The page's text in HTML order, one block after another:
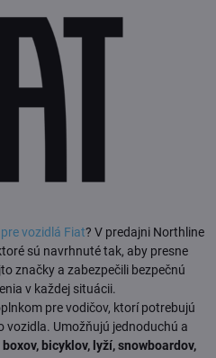
vozidlá Fiat? V predajni Northline
sú navrhnuté tak, aby presne
značky a zabezpečili bezpečnú
v každej situácii.
pre vodičov, ktorí potrebujú
vozidla. Umožňujú jednoduchú a
bicyklov, lyží, snowboardov,